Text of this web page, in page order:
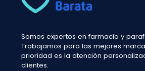
Somos expertos en farmacia y
Trabajamos para las mejores
prioridad es la atención
clientes.